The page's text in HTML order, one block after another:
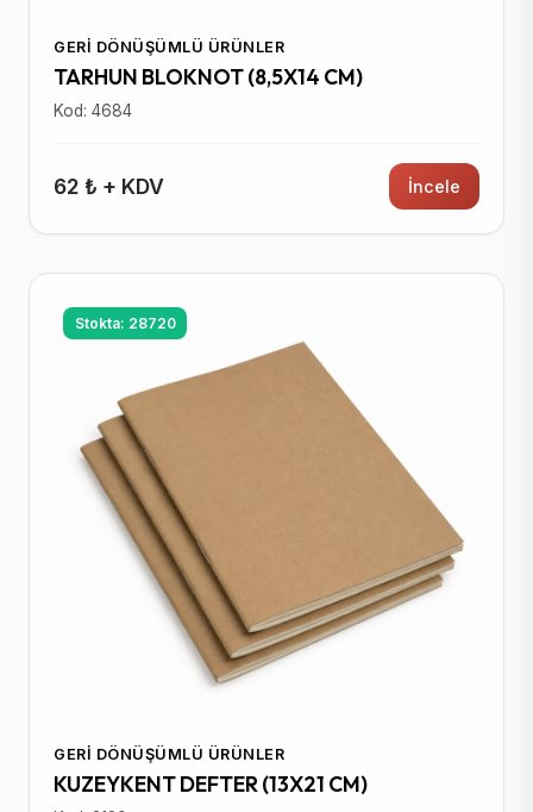
GERI DÖNÜŞÜMLÜ ÜRÜNLER
TARHUN BLOKNOT (8,5X14 CM)
Kod: 4684
62 ₺ + KDV İncele
Stokta: 28720
GERI DÖNÜŞÜMLÜ ÜRÜNLER
KUZEYKENT DEFTER (13X21 CM)